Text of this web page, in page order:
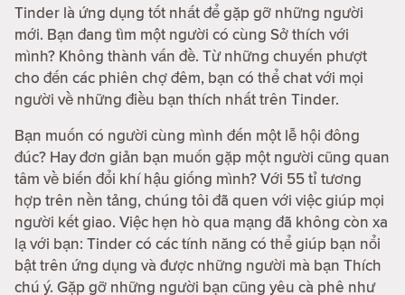
Tinder là ứng dụng tốt nhất để gặp gỡ những người
mới. Bạn đang tìm một người có cùng Sở thích với
mình? Không thành vấn đề. Từ những chuyến phượt
cho đến các phiên chợ đêm, bạn có thể chat với mọi
người về những điều bạn thích nhất trên Tinder.
Bạn muốn có người cùng mình đến một lễ hội đông
đúc? Hay đơn giản bạn muốn gặp một người cũng quan
tâm về biến đổi khí hậu giống mình? Với 55 tỉ tương
hợp trên nền tảng, chúng tôi đã quen với việc giúp mọi
người kết giao. Việc hẹn hò qua mạng đã không còn xa
lạ với bạn: Tinder có các tính năng có thể giúp bạn nổi
bật trên ứng dụng và được những người mà bạn Thích
chú ý. Gặp gỡ những người bạn cũng yêu cà phê như